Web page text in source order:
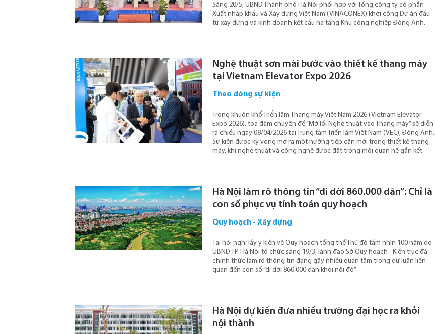
Sáng 20/5, UBND Thành phố Hà Nội phối hợp với Tổng công ty cổ phần
Xuất nhập khẩu và Xây dựng Việt Nam (VINACONEX) khởi công Dự án đầu
tư xây dựng và kinh doanh kết cấu hạ tầng Khu công nghiệp Đông Anh.
Nghệ thuật sơn mài bước vào thiết kế thang máy
tại Vietnam Elevator Expo 2026
Theo dòng sự kiện
Trong khuôn khổ Triển lãm Thang máy Việt Nam 2026 (Vietnam Elevator
Expo 2026), tọa đàm chuyên đề “Mở lối Nghệ thuật vào Thang máy” sẽ diễn
ra chiều ngày 08/04/2026 tại Trung tâm Triển lãm Việt Nam (VEC), Đông Anh.
Sự kiện được kỳ vọng mở ra một hướng tiếp cận mới trong thiết kế thang
máy, khi nghệ thuật và công nghệ được đặt trong mối quan hệ gắn kết.
Hà Nội làm rõ thông tin “di dời 860.000 dân”: Chỉ là
con số phục vụ tính toán quy hoạch
Quy hoạch - Xây dựng
Tại hội nghị lấy ý kiến về Quy hoạch tổng thể Thủ đô tầm nhìn 100 năm do
UBND TP Hà Nội tổ chức sáng 19/3, lãnh đạo Sở Quy hoạch - Kiến trúc đã
chính thức làm rõ thông tin đang gây nhiều quan tâm trong dư luận liên
quan đến con số “di dời 860.000 dân khỏi nội đô”.
Hà Nội dự kiến đưa nhiều trường đại học ra khỏi
nội thành